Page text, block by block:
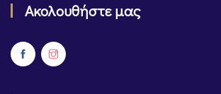
Ακολουθήστε μας